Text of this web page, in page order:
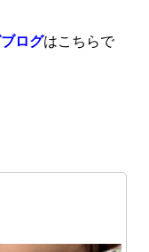
ログはこちらで